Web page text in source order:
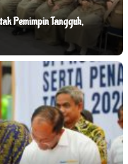
Pemimpin Tangguh,